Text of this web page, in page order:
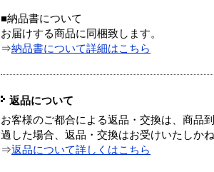
■納品書について
お届けする商品に同梱致します。
⇒納品書について詳細はこちら
返品について
お客様のご都合による返品・交換は、商品
過した場合、返品・交換はお受けいたしかね
⇒返品について詳しくはこちら